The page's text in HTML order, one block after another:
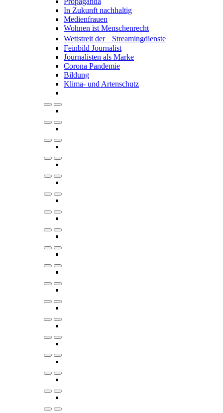
In Zukunft nachhaltig
Medienfrauen
Wohnen ist Menschenrecht
Wettstreit der Streamingdienste
Feinbild Journalist
Journalisten als Marke
Corona Pandemie
Bildung
Klima- und Artenschutz